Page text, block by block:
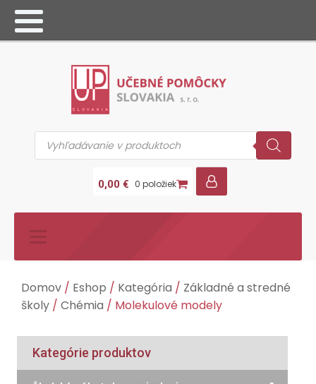
Products
search
0,00 € 0 položiek
Domov / Eshop / Kategória / Základné a stredné
školy / Chémia / Molekulové modely
Kategórie produktov